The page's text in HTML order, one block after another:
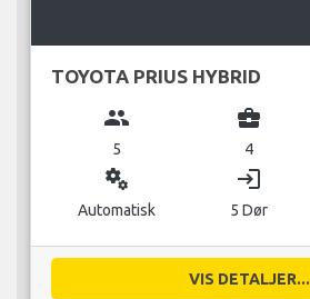
TOYOTA PRIUS HYBRID
group
5
business_center
4
miscellaneous_services
Automatisk
login
5 Dør
VIS DETALJER...